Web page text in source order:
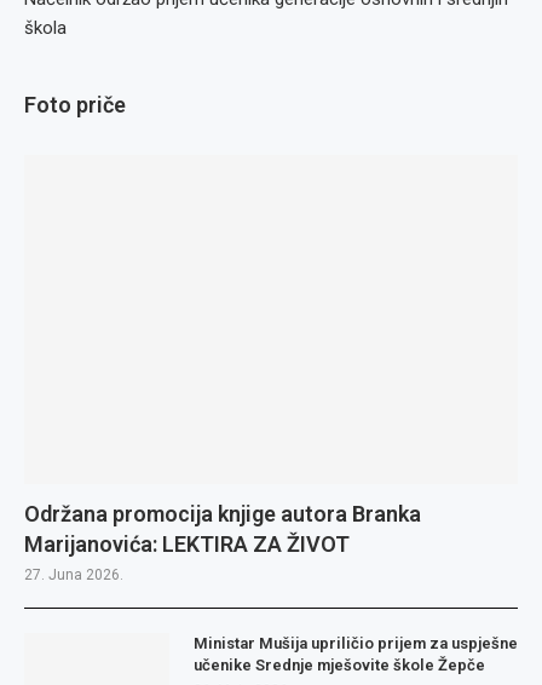
škola
Foto priče
Održana promocija knjige autora Branka
Marijanovića: LEKTIRA ZA ŽIVOT
27. Juna 2026.
Ministar Mušija upriličio prijem za uspješne
učenike Srednje mješovite škole Žepče